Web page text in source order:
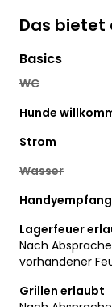
Das bietet
Basics
WC
Hunde
Strom
Wasser
Handyempfang
Lagerfeuer
Nach
vorhandener
Grillen erlaubt